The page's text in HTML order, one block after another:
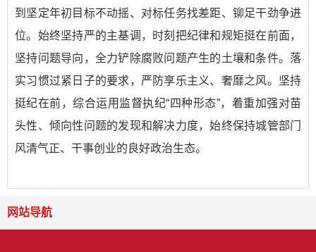
到坚定年初目标不动摇、对标任务找差距、铆足干劲争进
位。始终坚持严的主基调，时刻把纪律和规矩挺在前面，
坚持问题导向，全力铲除腐败问题产生的土壤和条件。落
实习惯过紧日子的要求，严防享乐主义、奢靡之风。坚持
挺纪在前，综合运用监督执纪“四种形态”，着重加强对苗
头性、倾向性问题的发现和解决力度，始终保持城管部门
风清气正、干事创业的良好政治生态。
网站导航